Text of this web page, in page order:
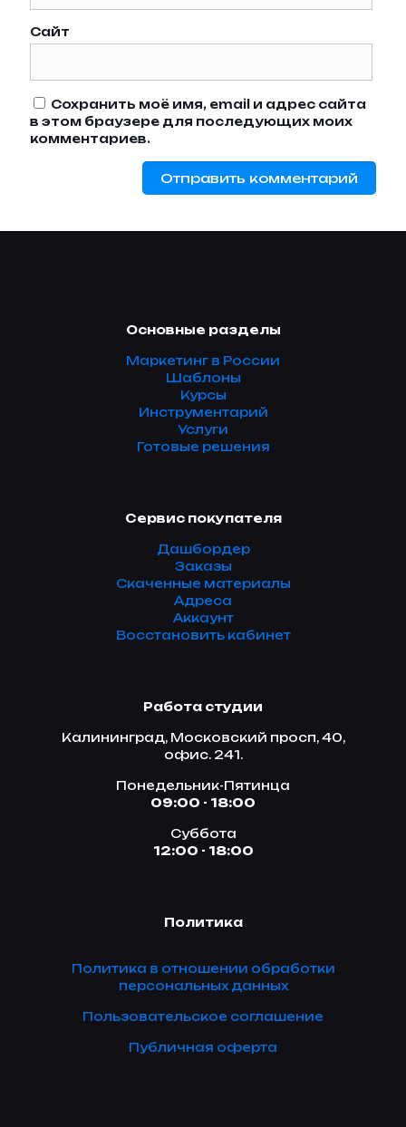
Сайт
Сохранить моё имя, email и адрес сайта
в этом браузере для последующих моих
комментариев.
Основные разделы
Маркетинг в России
Шаблоны
Курсы
Инструментарий
Услуги
Готовые решения
Сервис покупателя
Дашбордер
Заказы
Скаченные материалы
Адреса
Аккаунт
Восстановить кабинет
Работа студии
Калининград, Московский просп, 40,
офис. 241.
Понедельник-Пятинца
09:00 - 18:00
Суббота
12:00 - 18:00
Политика
Политика в отношении обработки
персональных данных
Пользовательское соглашение
Публичная оферта